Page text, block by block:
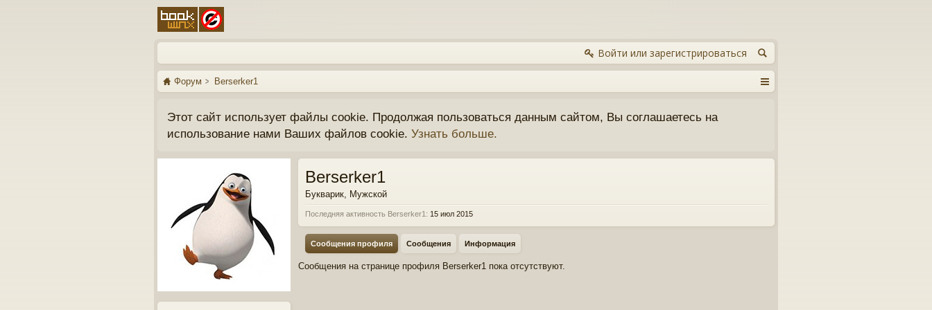
Войти или зарегистрироваться
Форум Berserker1
Этот сайт использует файлы cookie. Продолжая пользоваться данным сайтом, Вы соглашаетесь на
использование нами Ваших файлов cookie. Узнать больше.
Berserker1
Букварик, Мужской
Последняя активность Berserker1: 15 июл 2015
Сообщения профиля Сообщения Информация
Сообщения на странице профиля Berserker1 пока отсутствуют.